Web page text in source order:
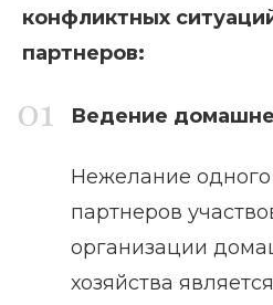
конфликтных
партнеров:
Ведение
Нежелание
партнеров
организации
хозяйства